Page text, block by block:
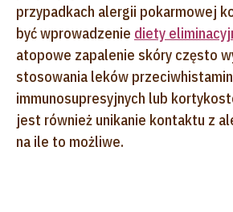
przypadkach alergii pokarmowej
być wprowadzenie diety
atopowe zapalenie skóry często
stosowania leków
immunosupresyjnych lub
jest również unikanie kontaktu z
na ile to możliwe.